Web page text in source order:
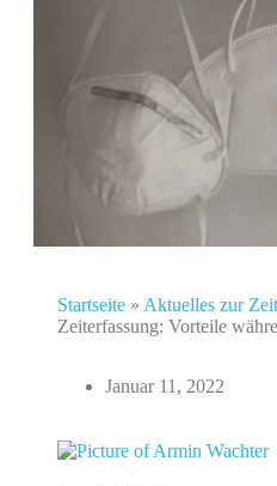
Startseite » Aktuelles zur
Zeiterfassung: Vorteile
Januar 11, 2022